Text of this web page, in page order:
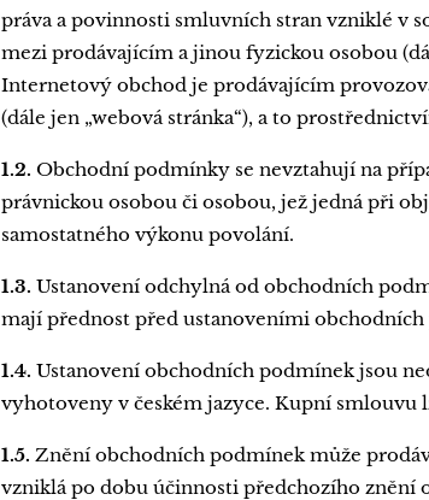
práva a povinnosti smluvních stran vzniklé v
mezi prodávajícím a jinou fyzickou osobou
Internetový obchod je prodávajícím
(dále jen „webová stránka“), a to
1.2. Obchodní podmínky se nevztahují na
právnickou osobou či osobou, jež jedná při
samostatného výkonu povolání.
1.3. Ustanovení odchylná od obchodních
mají přednost před ustanoveními
1.4. Ustanovení obchodních podmínek jsou
vyhotoveny v českém jazyce. Kupní smlouvu
1.5. Znění obchodních podmínek může
vzniklá po dobu účinnosti předchozího znění